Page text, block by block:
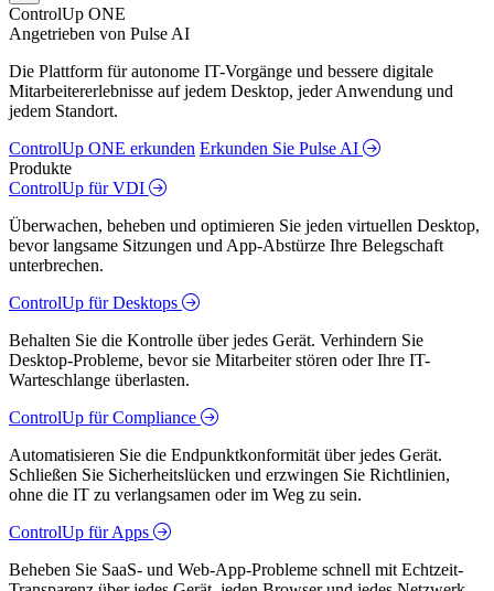
ControlUp ONE
Angetrieben von Pulse AI
Die Plattform für autonome IT-Vorgänge und bessere digitale
Mitarbeitererlebnisse auf jedem Desktop, jeder Anwendung und
jedem Standort.
ControlUp ONE erkunden Erkunden Sie Pulse AI
Produkte
ControlUp für VDI
Überwachen, beheben und optimieren Sie jeden virtuellen Desktop,
bevor langsame Sitzungen und App-Abstürze Ihre Belegschaft
unterbrechen.
ControlUp für Desktops
Behalten Sie die Kontrolle über jedes Gerät. Verhindern Sie
Desktop-Probleme, bevor sie Mitarbeiter stören oder Ihre IT-
Warteschlange überlasten.
ControlUp für Compliance
Automatisieren Sie die Endpunktkonformität über jedes Gerät.
Schließen Sie Sicherheitslücken und erzwingen Sie Richtlinien,
ohne die IT zu verlangsamen oder im Weg zu sein.
ControlUp für Apps
Beheben Sie SaaS- und Web-App-Probleme schnell mit Echtzeit-